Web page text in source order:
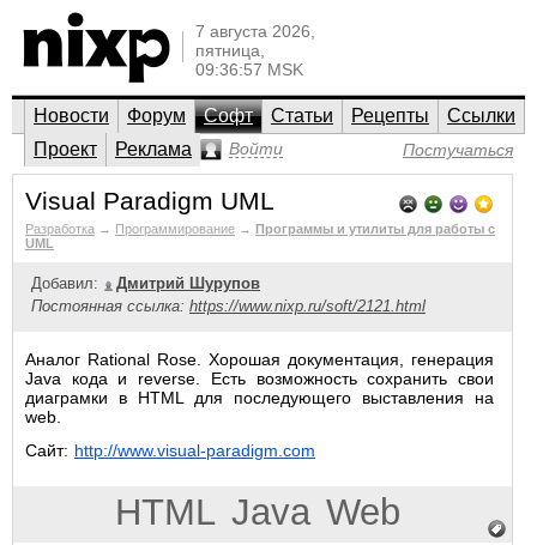
7 августа 2026,
пятница,
09:36:57 MSK
Новости Форум Софт Статьи Рецепты
Ссылки
Проект
Реклама Войти Постучаться
Visual Paradigm UML
Разработка → Программирование → Программы и утилиты для работы с
UML
Добавил:
Дмитрий Шурупов
Постоянная ссылка: https://www.nixp.ru/soft/2121.html
Аналог Rational Rose. Хорошая документация, генерация
Java кода и reverse. Есть возможность сохранить свои
диаграмки в HTML для последующего выставления на
web.
Сайт: http://www.visual-paradigm.com
HTML Java Web